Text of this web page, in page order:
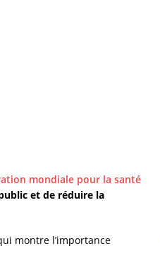
mondiale pour la santé
et de réduire la
montre l’importance